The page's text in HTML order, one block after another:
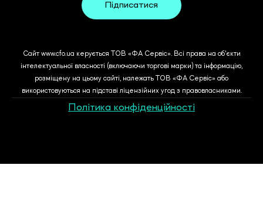
Підписатися
Політика конфіденційності
Сайт www.cfo.ua керується ТОВ «ФА Сервіс». Всі права на об'єкти
інтелектуальної власності (включаючи торгові марки) та інформацію,
розміщену на цьому сайті, належать ТОВ «ФА Сервіс» або
використовуються на підставі ліцензійних угод з правовласниками.